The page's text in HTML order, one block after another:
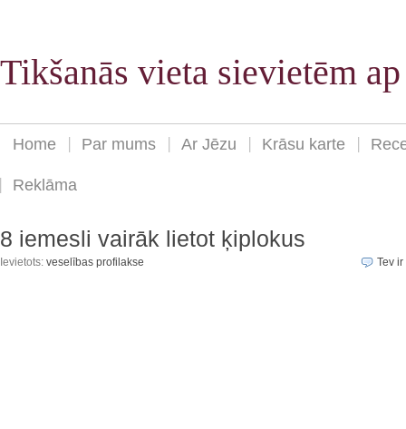
Tikšanās vieta sievietēm
Home Par mums Ar Jēzu Krāsu karte
Reklāma
8 iemesli vairāk lietot ķiplokus
Ievietots: veselības profilakse Tev ir